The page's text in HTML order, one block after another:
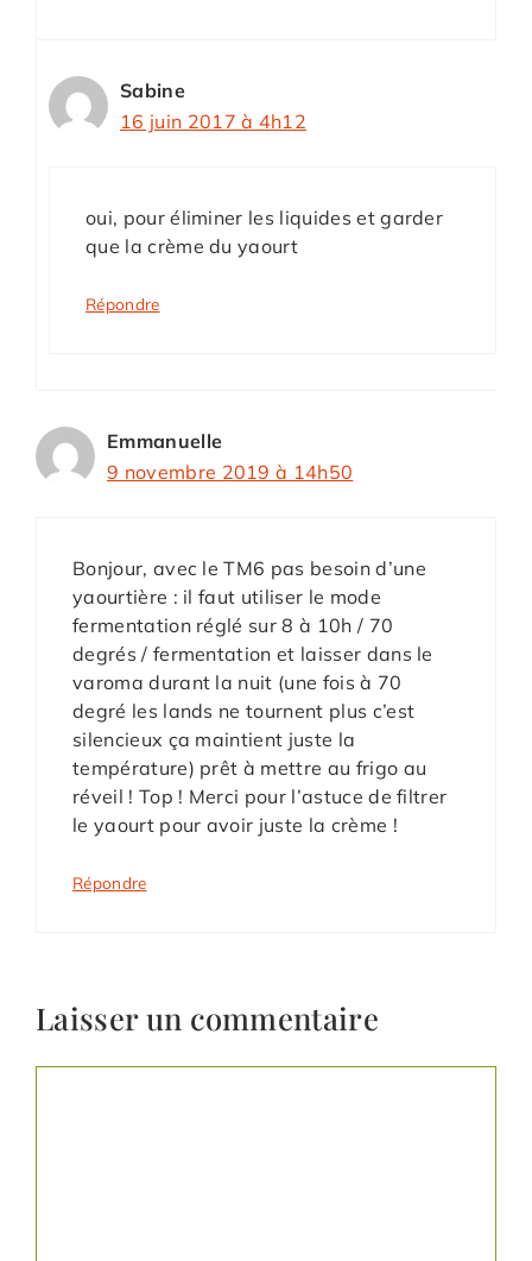
Sabine
16 juin 2017 à 4h12
oui, pour éliminer les liquides et garder
que la crème du yaourt
Répondre
Emmanuelle
9 novembre 2019 à 14h50
Bonjour, avec le TM6 pas besoin d’une
yaourtière : il faut utiliser le mode
fermentation réglé sur 8 à 10h / 70
degrés / fermentation et laisser dans le
varoma durant la nuit (une fois à 70
degré les lands ne tournent plus c’est
silencieux ça maintient juste la
température) prêt à mettre au frigo au
réveil ! Top ! Merci pour l’astuce de filtrer
le yaourt pour avoir juste la crème !
Répondre
Laisser un commentaire